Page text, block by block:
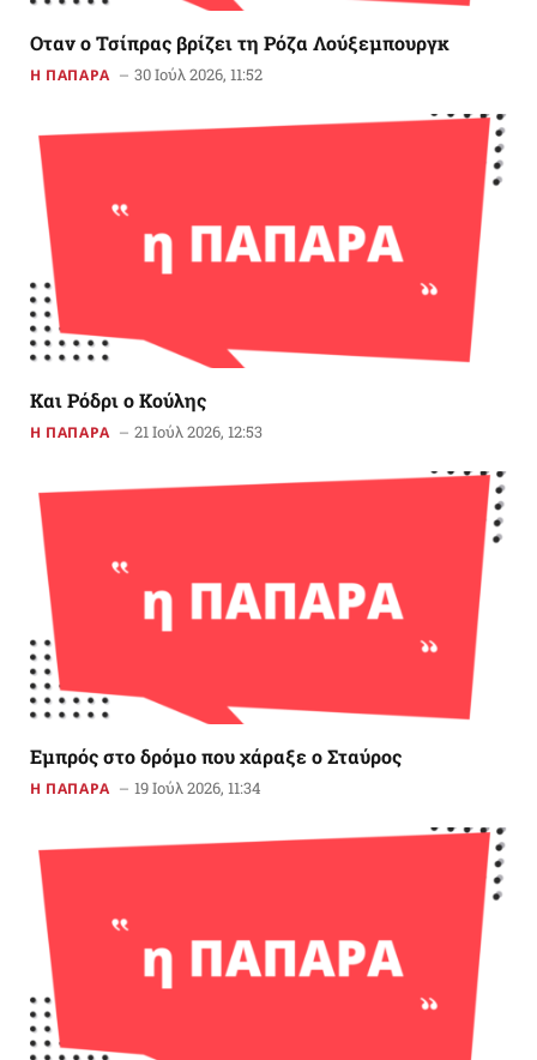
Οταν ο Τσίπρας βρίζει τη Ρόζα Λούξεμπουργκ
Η ΠΑΠΑΡΑ 30 Ιούλ 2026, 11:52
Και Ρόδρι ο Κούλης
Η ΠΑΠΑΡΑ 21 Ιούλ 2026, 12:53
Εμπρός στο δρόμο που χάραξε ο Σταύρος
Η ΠΑΠΑΡΑ 19 Ιούλ 2026, 11:34